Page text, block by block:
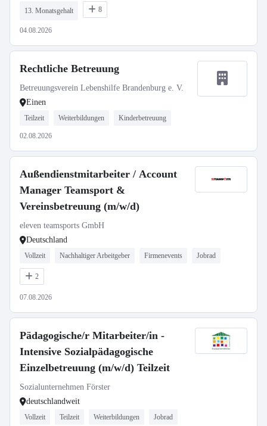
13. Monatsgehalt 8
04.08.2026
Rechtliche Betreuung
Betreuungsverein Lebenshilfe Brandenburg e. V.
Einen
Teilzeit Weiterbildungen Kinderbetreuung
02.08.2026
Außendienstmitarbeiter / Account
Manager Teamsport &
Vereinsbetreuung (m/w/d)
eleven teamsports GmbH
Deutschland
Vollzeit Nachhaltiger Arbeitgeber Firmenevents Jobrad
2
07.08.2026
Pädagogische/r Mitarbeiter/in -
Intensive Sozialpädagogische
Einzelbetreuung (m/w/d) Teilzeit
Sozialunternehmen Förster
deutschlandweit
Vollzeit Teilzeit Weiterbildungen Jobrad